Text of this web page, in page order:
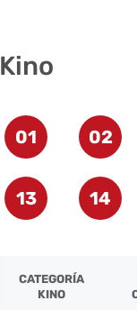
Kino
01 02
13 14
CATEGORÍA
KINO